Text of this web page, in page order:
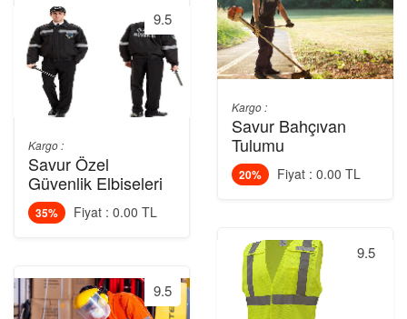
9.5
Kargo :
Savur Özel
Güvenlik Elbiseleri
35% Fiyat : 0.00 TL
9.5
Kargo :
Savur Bahçıvan
Tulumu
20% Fiyat : 0.00 TL
9.5